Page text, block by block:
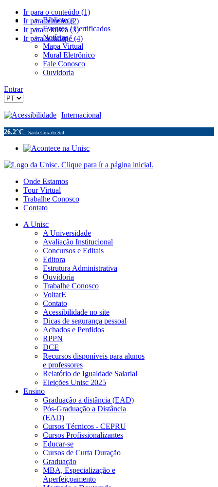
Ir para o conteúdo (1)
Ir para o menu (2)
Ir para a busca (3)
Ir para o rodapé (4)
Biblioteca
Eventos / Certificados
Notícias
Mapa Virtual
Mural Eletrônico
Fale Conosco
Ouvidoria
Entrar
Acessibilidade Internacional
26.2°C Santa Cruz do Sul
Onde Estamos
Tour Virtual
Trabalhe Conosco
Contato
A Unisc
A Universidade
Avaliação Institucional
Concursos e Editais
Editora
Estrutura Administrativa
Ouvidoria
Trabalhe Conosco
VoltarE
Contato
Acessibilidade no site
Dicas de segurança pessoal
Achados e Perdidos
RPPN
DCE
Recursos disponíveis para alunos
e professores
Relatório de Igualdade Salarial
Eleições Unisc 2025
Ensino
Graduação a distância (EAD)
Pós-Graduação a Distância
(EAD)
Cursos Técnicos - CEPRU
Cursos Profissionalizantes
Educar-se
Cursos de Curta Duração
Graduação
MBA, Especialização e
Aperfeiçoamento